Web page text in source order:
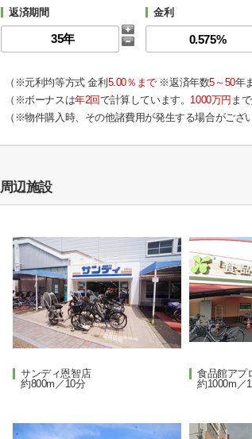
返済期間 金利
（※元利均等方式 金利 5.00％まで※返済年数5～50年
（※ボーナスは年2回で計算しています。 1000万円 ま
（※物件購入時、その他諸費用が発生する場合がござ
周辺施設
サンディ恩智店
約800m／10分
食品館アプ
約1000m／